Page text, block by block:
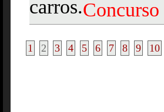
carros.Concurso
1 2 3 4 5 6 7 8 9 10